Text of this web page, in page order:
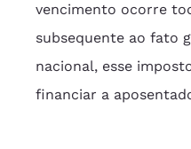
vencimento ocorre
subsequente ao fato
nacional, esse
financiar a